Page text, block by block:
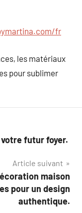
fr
les matériaux
pour sublimer
futur foyer.
Article suivant
maison
pour un design
authentique.